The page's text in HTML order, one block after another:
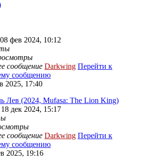
фев 2024, 10:12
сообщение Darkwing Перейти к
сообщению
2025, 17:40
Лев (2024, Mufasa: The Lion King)
дек 2024, 15:17
сообщение Darkwing Перейти к
сообщению
2025, 19:16